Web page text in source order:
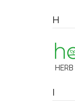
H
HERB
I